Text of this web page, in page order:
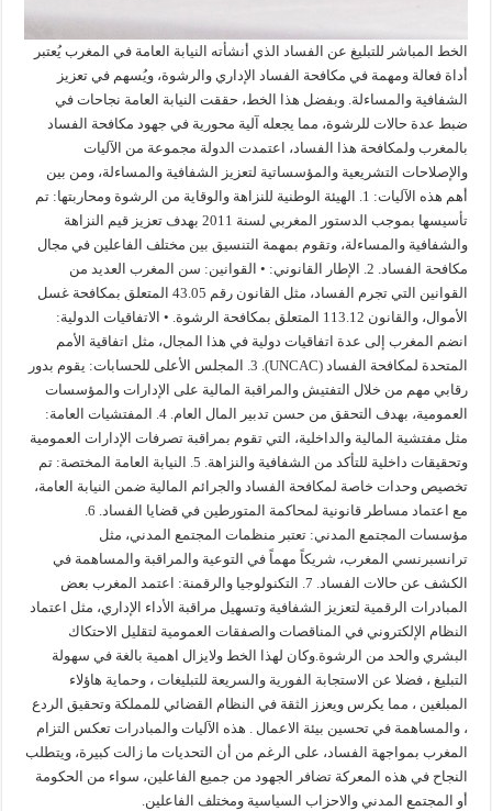
الخط المباشر للتبليغ عن الفساد الذي أنشأته النيابة العامة في المغرب يُعتبر
أداة فعالة ومهمة في مكافحة الفساد الإداري والرشوة، ويُسهم في تعزيز
الشفافية والمساءلة. وبفضل هذا الخط، حققت النيابة العامة نجاحات في
ضبط عدة حالات للرشوة، مما يجعله آلية محورية في جهود مكافحة الفساد
بالمغرب ولمكافحة هذا الفساد، اعتمدت الدولة مجموعة من الآليات
والإصلاحات التشريعية والمؤسساتية لتعزيز الشفافية والمساءلة، ومن بين
أهم هذه الآليات: 1. الهيئة الوطنية للنزاهة والوقاية من الرشوة ومحاربتها: تم
تأسيسها بموجب الدستور المغربي لسنة 2011 بهدف تعزيز قيم النزاهة
والشفافية والمساءلة، وتقوم بمهمة التنسيق بين مختلف الفاعلين في مجال
مكافحة الفساد. 2. الإطار القانوني: • القوانين: سن المغرب العديد من
القوانين التي تجرم الفساد، مثل القانون رقم 43.05 المتعلق بمكافحة غسل
الأموال، والقانون 113.12 المتعلق بمكافحة الرشوة. • الاتفاقيات الدولية:
انضم المغرب إلى عدة اتفاقيات دولية في هذا المجال، مثل اتفاقية الأمم
المتحدة لمكافحة الفساد (UNCAC). 3. المجلس الأعلى للحسابات: يقوم بدور
رقابي مهم من خلال التفتيش والمراقبة المالية على الإدارات والمؤسسات
العمومية، بهدف التحقق من حسن تدبير المال العام. 4. المفتشيات العامة:
مثل مفتشية المالية والداخلية، التي تقوم بمراقبة تصرفات الإدارات العمومية
وتحقيقات داخلية للتأكد من الشفافية والنزاهة. 5. النيابة العامة المختصة: تم
تخصيص وحدات خاصة لمكافحة الفساد والجرائم المالية ضمن النيابة العامة،
مؤسسات المجتمع المدني: تعتبر منظمات المجتمع المدني، مثل
ترانسبرنسي المغرب، شريكاً مهماً في التوعية والمراقبة والمساهمة في
الكشف عن حالات الفساد. 7. التكنولوجيا والرقمنة: اعتمد المغرب بعض
المبادرات الرقمية لتعزيز الشفافية وتسهيل مراقبة الأداء الإداري، مثل اعتماد
النظام الإلكتروني في المناقصات والصفقات العمومية لتقليل الاحتكاك
البشري والحد من الرشوة.وكان لهذا الخط ولايزال اهمية بالغة في سهولة
التبليغ ، فضلا عن الاستجابة الفورية والسريعة للتبليغات ، وحماية هاؤلاء
المبلغين ، مما يكرس ويعزز الثقة في النظام القضائي للمملكة وتحقيق الردع
، والمساهمة في تحسين بيئة الاعمال . هذه الآليات والمبادرات تعكس التزام
المغرب بمواجهة الفساد، على الرغم من أن التحديات ما زالت كبيرة، ويتطلب
النجاح في هذه المعركة تضافر الجهود من جميع الفاعلين، سواء من الحكومة
أو المجتمع المدني والاحزاب السياسية ومختلف الفاعلين.